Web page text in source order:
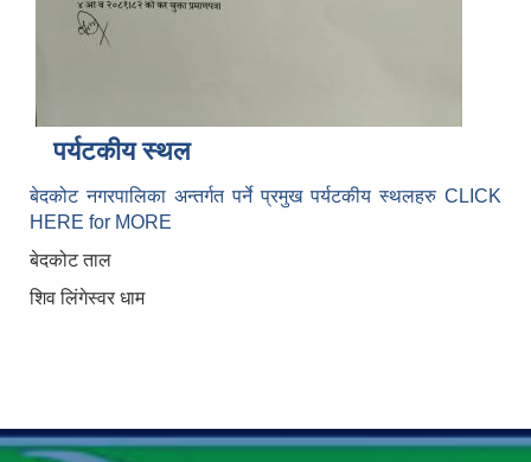
पर्यटकीय स्थल
बेदकोट नगरपालिका अन्तर्गत पर्ने प्रमुख पर्यटकीय स्थलहरु CLICK
HERE for MORE
बेदकोट ताल
शिव लिंगेस्वर धाम